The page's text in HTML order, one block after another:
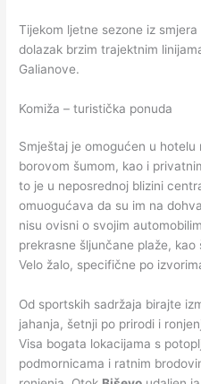
Tijekom ljetne sezone iz
dolazak brzim trajektnim
Galianove.
Komiža – turistička ponuda
Smještaj je omogućen u hotelu
borovom šumom, kao i
to je u neposrednoj blizini
omuogućava da su im na
nisu ovisni o svojim
prekrasne šljunčane plaže,
Velo žalo, specifične po
Od sportskih sadržaja birajte
jahanja, šetnji po prirodi i
Visa bogata lokacijama s
podmornicama i ratnim